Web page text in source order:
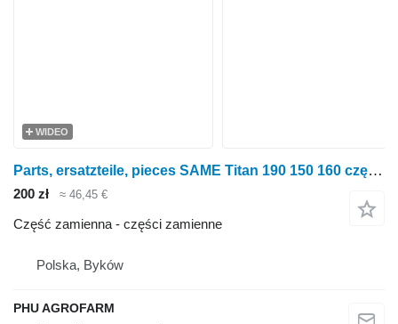
WIDEO
Parts, ersatzteile, pieces SAME Titan 190 150 160 części, części zamienne, elementy do ciągnika kołowego SAME Titan 190 150 160
200 zł ≈ 46,45 €
Część zamienna - części zamienne
Polska, Byków
PHU AGROFARM